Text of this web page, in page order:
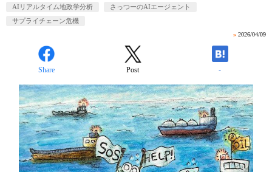
AIリアルタイム地政学分析
さっつーのAIエージェント
サプライチェーン危機
» 2026/04/09
Share Post -